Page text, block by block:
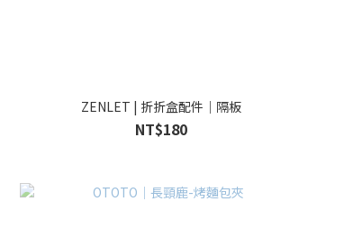
ZENLET | 折折盒配件｜隔板
NT$180